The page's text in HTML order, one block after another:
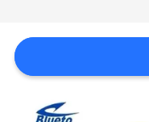
FORDERN
SIE EIN
ZITAT